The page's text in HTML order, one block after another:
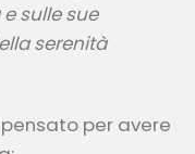
sulle sue
serenità
per avere